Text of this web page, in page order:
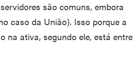
são comuns, embora
caso da União). Isso porque a
na ativa, segundo ele, está entre